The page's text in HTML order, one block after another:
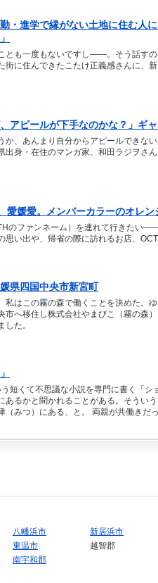
・進学で縁がない土地に住む人
とも一度もないですし――。そう話す
街に住んできたこたけ正義感さんに、
アピールが下手なのかな？」ギ
か、あんまり自分からアピールできな
身・在住のマンガ家、和田ラジヲさ
愛媛愛。メンバーカラーのオレン
のファンネーム）を連れて行きたい
い出や、帰省の際に訪れるお店、
県四国中央市新宮町
私はこの霧の森で働くことを決めた。
へ移住し株式会社やまびこ（霧の森
た。
短くて不思議な小説を専門に書く「
あるかと聞かれることがある。そうい
（みつ）にある、と。 両親が共働き
八幡浜市 新居浜市
東温市 越智郡
南宇和郡